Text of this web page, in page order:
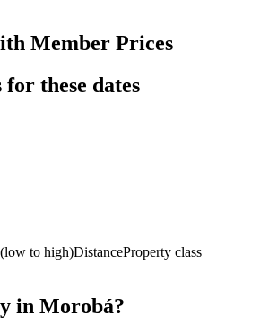
Member Prices
these dates
to high)DistanceProperty class
in Morobá?